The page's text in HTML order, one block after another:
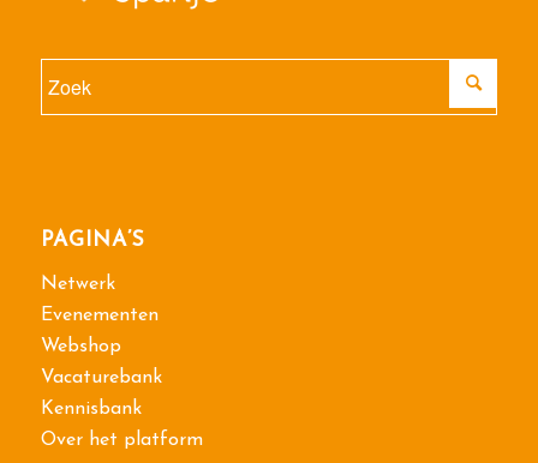
PAGINA’S
Netwerk
Evenementen
Webshop
Vacaturebank
Kennisbank
Over het platform